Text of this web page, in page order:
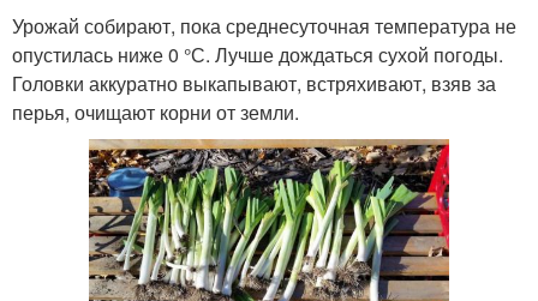
Урожай собирают, пока среднесуточная температура не
опустилась ниже 0 °С. Лучше дождаться сухой погоды.
Головки аккуратно выкапывают, встряхивают, взяв за
перья, очищают корни от земли.